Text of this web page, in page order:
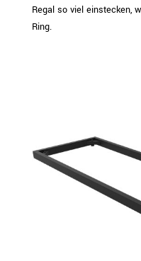
Regal so viel einstecken,
Ring.